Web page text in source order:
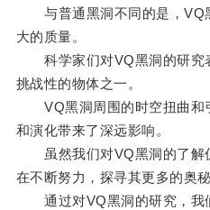
与普通黑洞不同的是，VQ
大的质量。
科学家们对VQ黑洞的研究
挑战性的物体之一。
VQ黑洞周围的时空扭曲和
和演化带来了深远影响。
虽然我们对VQ黑洞的了解
在不断努力，探寻其更多的奥秘
通过对VQ黑洞的研究，我